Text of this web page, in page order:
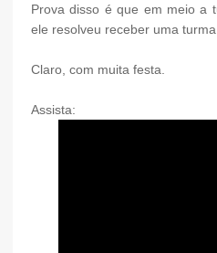
Prova disso é que em meio a
ele resolveu receber uma turma
Claro, com muita festa.
Assista: